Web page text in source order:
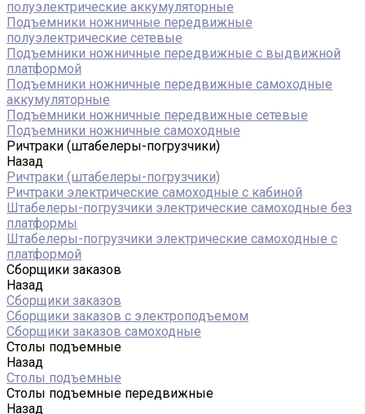
полуэлектрические аккумуляторные
Подъемники ножничные передвижные
полуэлектрические сетевые
Подъемники ножничные передвижные с выдвижной
платформой
Подъемники ножничные передвижные самоходные
аккумуляторные
Подъемники ножничные передвижные сетевые
Подъемники ножничные самоходные
Ричтраки (штабелеры-погрузчики)
Назад
Ричтраки (штабелеры-погрузчики)
Ричтраки электрические самоходные с кабиной
Штабелеры-погрузчики электрические самоходные без
платформы
Штабелеры-погрузчики электрические самоходные с
платформой
Сборщики заказов
Назад
Сборщики заказов
Сборщики заказов с электроподъемом
Сборщики заказов самоходные
Столы подъемные
Назад
Столы подъемные
Столы подъемные передвижные
Назад